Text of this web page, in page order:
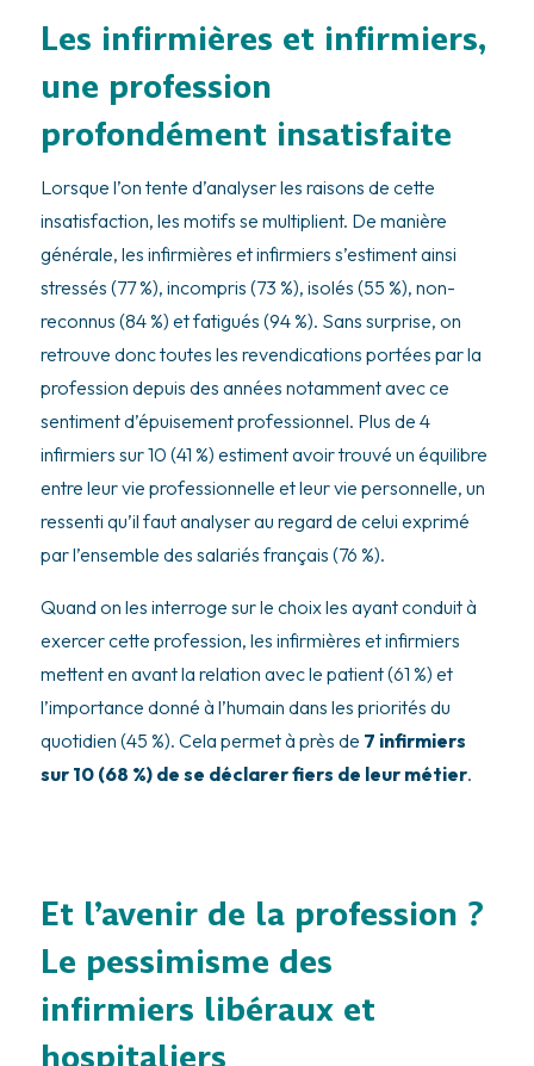
Les infirmières et infirmiers,
une profession
profondément insatisfaite
Lorsque l’on tente d’analyser les raisons de cette
insatisfaction, les motifs se multiplient. De manière
générale, les infirmières et infirmiers s’estiment ainsi
stressés (77 %), incompris (73 %), isolés (55 %), non-
reconnus (84 %) et fatigués (94 %). Sans surprise, on
retrouve donc toutes les revendications portées par la
profession depuis des années notamment avec ce
sentiment d’épuisement professionnel. Plus de 4
infirmiers sur 10 (41 %) estiment avoir trouvé un équilibre
entre leur vie professionnelle et leur vie personnelle, un
ressenti qu’il faut analyser au regard de celui exprimé
par l’ensemble des salariés français (76 %).
Quand on les interroge sur le choix les ayant conduit à
exercer cette profession, les infirmières et infirmiers
mettent en avant la relation avec le patient (61 %) et
l’importance donné à l’humain dans les priorités du
quotidien (45 %). Cela permet à près de 7 infirmiers
sur 10 (68 %) de se déclarer fiers de leur métier.
Et l’avenir de la profession ?
Le pessimisme des
infirmiers libéraux et
hospitaliers